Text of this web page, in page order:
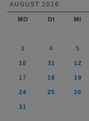
AUGUST 2026
MO DI MI
3 4 5
10 11 12
17 18 19
24 25 26
31